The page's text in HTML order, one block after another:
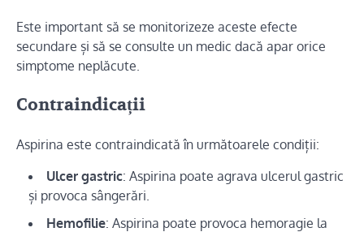
Este important să se monitorizeze aceste efecte
secundare și să se consulte un medic dacă apar orice
simptome neplăcute.
Contraindicații
Aspirina este contraindicată în următoarele condiții:
Ulcer gastric: Aspirina poate agrava ulcerul gastric
și provoca sângerări.
Hemofilie: Aspirina poate provoca hemoragie la